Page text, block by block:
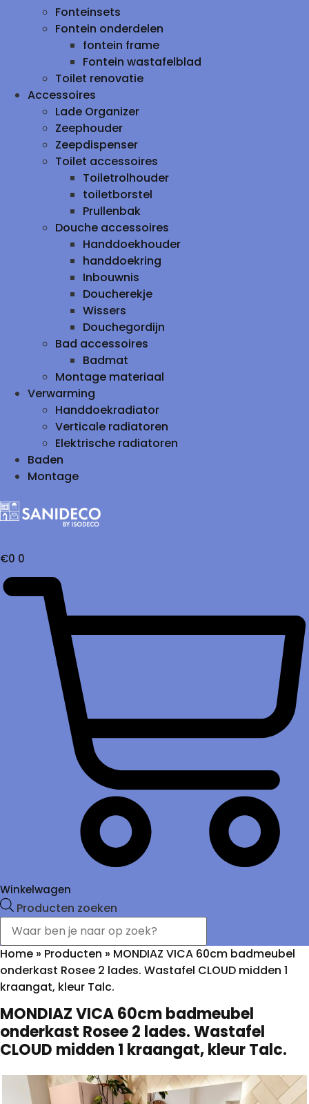
Fonteinsets
Fontein onderdelen
fontein frame
Fontein wastafelblad
Toilet renovatie
Accessoires
Lade Organizer
Zeephouder
Zeepdispenser
Toilet accessoires
Toiletrolhouder
toiletborstel
Prullenbak
Douche accessoires
Handdoekhouder
handdoekring
Inbouwnis
Doucherekje
Wissers
Douchegordijn
Bad accessoires
Badmat
Montage materiaal
Verwarming
Handdoekradiator
Verticale radiatoren
Elektrische radiatoren
Baden
Montage
€0 0
Winkelwagen
Producten zoeken
Home » Producten » MONDIAZ VICA 60cm badmeubel
onderkast Rosee 2 lades. Wastafel CLOUD midden 1
kraangat, kleur Talc.
MONDIAZ VICA 60cm badmeubel
onderkast Rosee 2 lades. Wastafel
CLOUD midden 1 kraangat, kleur Talc.